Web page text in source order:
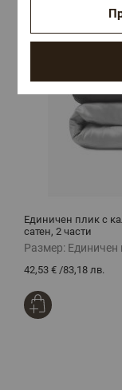
Единичен плик с
сатен, 2 части
Размер: Единичен
42,53 € /83,18 лв.